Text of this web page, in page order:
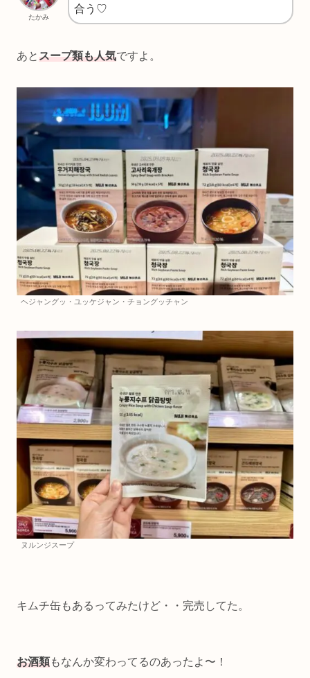
たかみ
合う♡
あとスープ類も人気ですよ。
ヘジャングッ・ユッケジャン・チョングッチャン
ヌルンジスープ
キムチ缶もあるってみたけど・・完売してた。
お酒類もなんか変わってるのあったよ〜！